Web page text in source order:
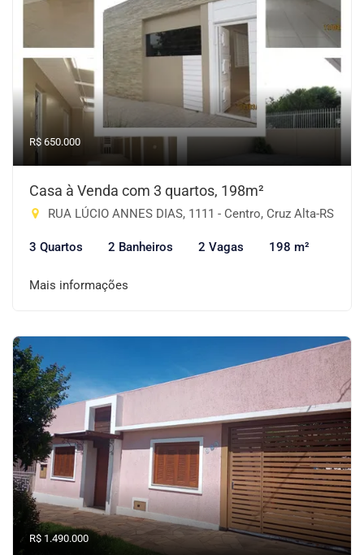
R$ 650.000
Casa à Venda com 3 quartos, 198m²
RUA LÚCIO ANNES DIAS, 1111 - Centro, Cruz Alta-RS
3 Quartos 2 Banheiros 2 Vagas 198 m²
Mais informações
R$ 1.490.000